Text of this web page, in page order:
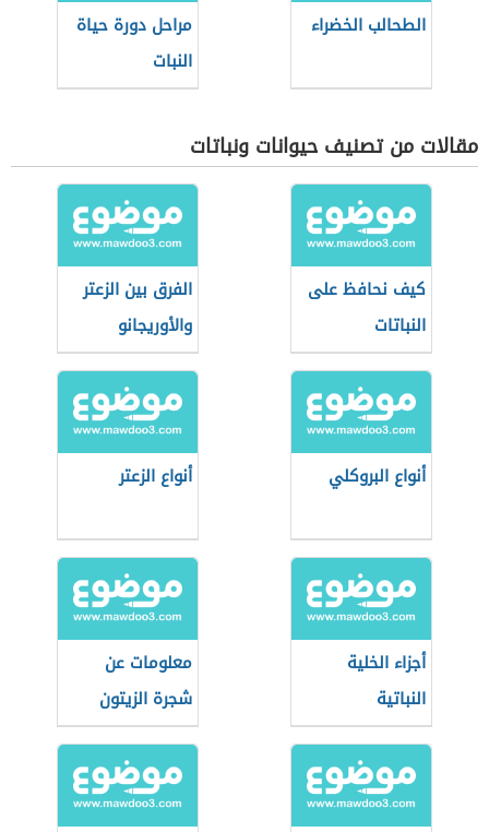
الطحالب الخضراء
مراحل دورة حياة
النبات
مقالات من تصنيف حيوانات ونباتات
كيف نحافظ على
النباتات
الفرق بين الزعتر
والأوريجانو
أنواع البروكلي أنواع الزعتر
أجزاء الخلية
النباتية
معلومات عن
شجرة الزيتون
للأطفال